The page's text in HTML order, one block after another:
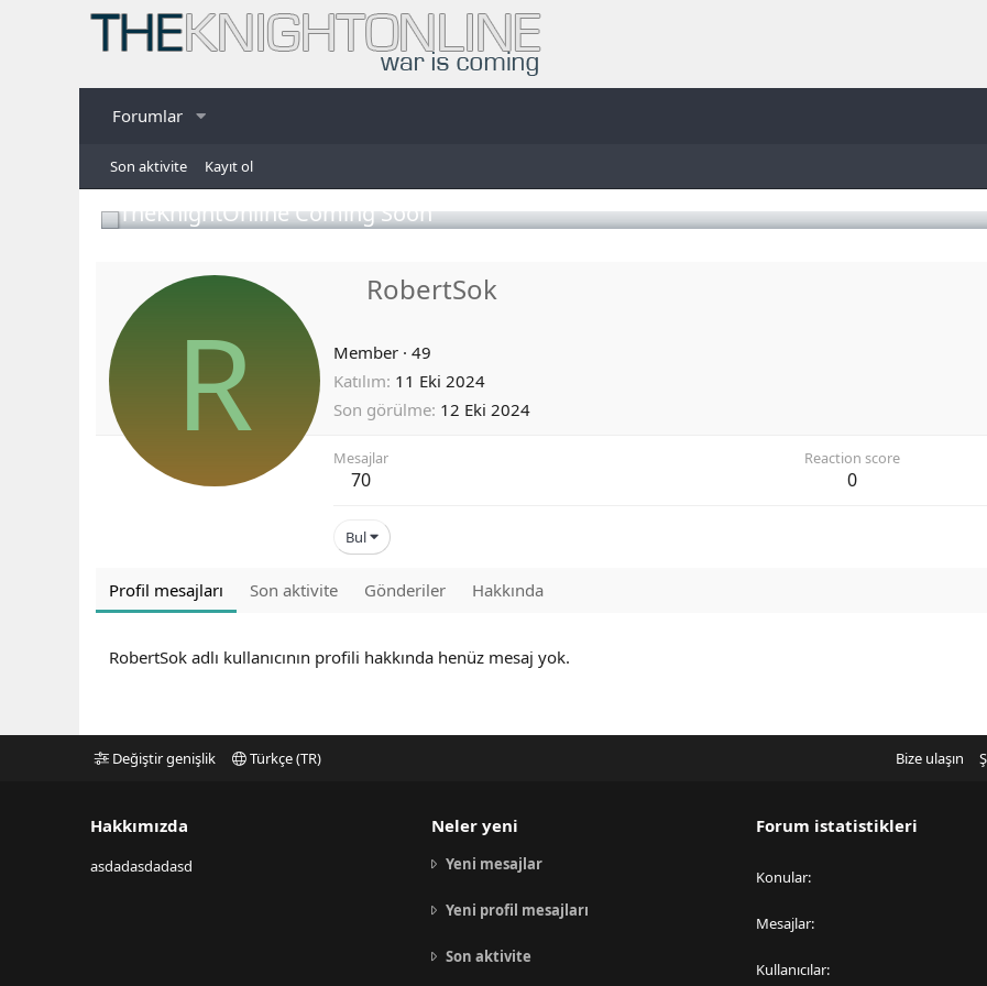
Forumlar
Son aktivite Kayıt ol
TheKnightOnline Coming Soon
R
RobertSok
Member · 49
Katılım 11 Eki 2024
Son görülme 12 Eki 2024
Mesajlar
70
Reaction score
0
Bul
Profil mesajları Son aktivite Gönderiler Hakkında
RobertSok adlı kullanıcının profili hakkında henüz mesaj yok.
Değiştir genişlik Türkçe (TR) Bize ulaşın
Hakkımızda
asdadasdadasd
Neler yeni
Yeni mesajlar
Yeni profil mesajları
Son aktivite
Forum istatistikleri
Konular
Mesajlar
Kullanıcılar